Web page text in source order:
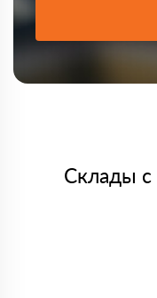
Склады